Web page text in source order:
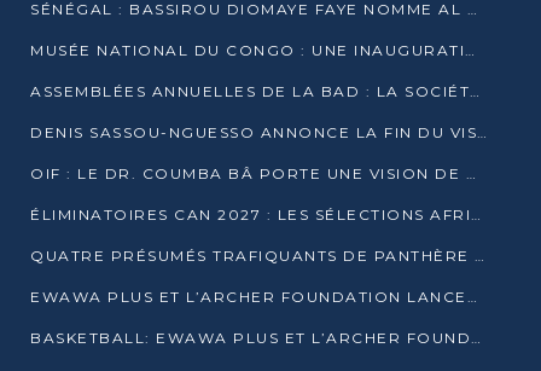
SÉNÉGAL : BASSIROU DIOMAYE FAYE NOMME AL AMINOU LÔ PREMIER MINISTRE
MUSÉE NATIONAL DU CONGO : UNE INAUGURATION PORTEUSE D’ESPOIR POUR LA CULTURE
ASSEMBLÉES ANNUELLES DE LA BAD : LA SOCIÉTÉ CIVILE CONGOLAISE À LA RECHERCHE DE PARTENAIRES POUR SES PROJETS
DENIS SASSOU-NGUESSO ANNONCE LA FIN DU VISA POUR LES AFRICAINS EN 2027
OIF : LE DR. COUMBA BÂ PORTE UNE VISION DE DIALOGUE, DE STABILITÉ ET DE RÉFORME À LA TÊTE
ÉLIMINATOIRES CAN 2027 : LES SÉLECTIONS AFRICAINES CONNAISSENT LEURS ADVERSAIRES
QUATRE PRÉSUMÉS TRAFIQUANTS DE PANTHÈRE ARRÊTÉS À EWO
EWAWA PLUS ET L’ARCHER FOUNDATION LANCENT UN CAMP DE BASKET POUR LES JEUNES À BRAZZAVILLE
BASKETBALL: EWAWA PLUS ET L’ARCHER FOUNDATION LANCENT UN CAMP POUR LES JEUNES